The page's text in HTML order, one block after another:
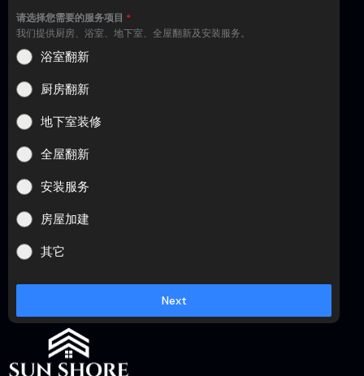
请选择您需要的服务项目 *
我们提供厨房、浴室、地下室、全屋翻新及安装服务。
浴室翻新
厨房翻新
地下室装修
全屋翻新
安装服务
房屋加建
其它
Next